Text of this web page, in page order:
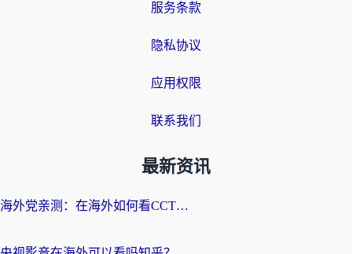
服务条款
隐私协议
应用权限
联系我们
最新资讯
海外党亲测：在海外如何看CCTV？告别“仅限大陆播放”的实用指南